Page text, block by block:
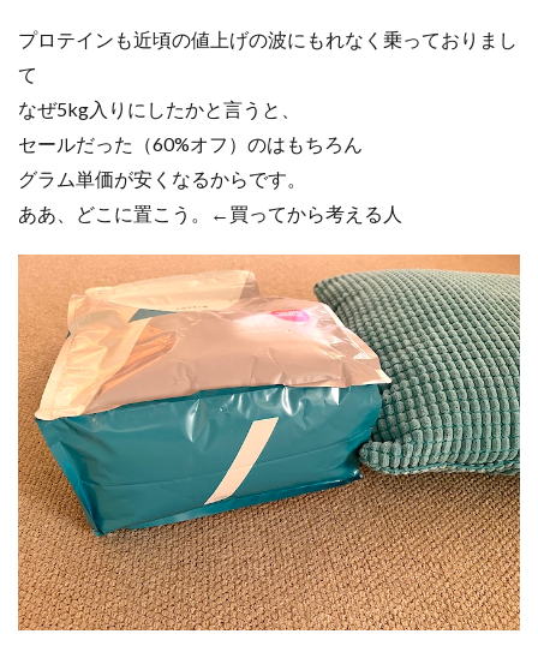
プロテインも近頃の値上げの波にもれなく乗っておりまし
て
なぜ5kg入りにしたかと言うと、
セールだった（60%オフ）のはもちろん
グラム単価が安くなるからです。
ああ、どこに置こう。←買ってから考える人